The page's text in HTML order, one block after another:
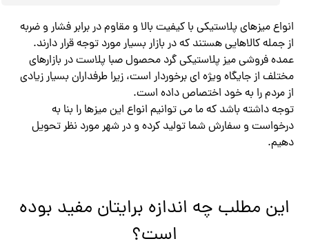
انواع میزهای پلاستیکی با کیفیت بالا و مقاوم در برابر فشار و ضربه
از جمله کالاهایی هستند که در بازار بسیار مورد توجه قرار دارند.
عمده فروشی میز پلاستیکی گرد محصول صبا پلاست در بازارهای
مختلف از جایگاه ویژه ای برخوردار است، زیرا طرفداران بسیار زیادی
از مردم را به خود اختصاص داده است.
توجه داشته باشد که ما می توانیم انواع این میزها را بنا به
درخواست و سفارش شما تولید کرده و در شهر مورد نظر تحویل
دهیم.
این مطلب چه اندازه برایتان مفید بوده
است؟